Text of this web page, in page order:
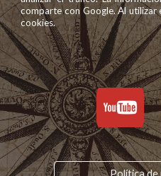
comparte con Google. Al utilizar
cookies.